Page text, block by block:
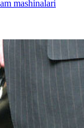
mashinalari